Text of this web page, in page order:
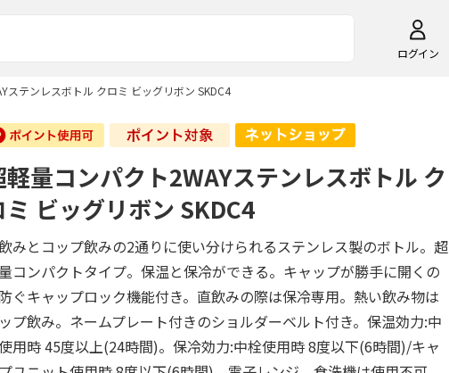
ログイン
ステンレスボトル クロミ ビッグリボン SKDC4
軽量コンパクト2WAYステンレスボトル ク
ミ ビッグリボン SKDC4
みとコップ飲みの2通りに使い分けられるステンレス製のボトル。超
コンパクトタイプ。保温と保冷ができる。キャップが勝手に開くの
ぐキャップロック機能付き。直飲みの際は保冷専用。熱い飲み物は
プ飲み。ネームプレート付きのショルダーベルト付き。保温効力:中
用時 45度以上(24時間)。保冷効力:中栓使用時 8度以下(6時間)/キャ